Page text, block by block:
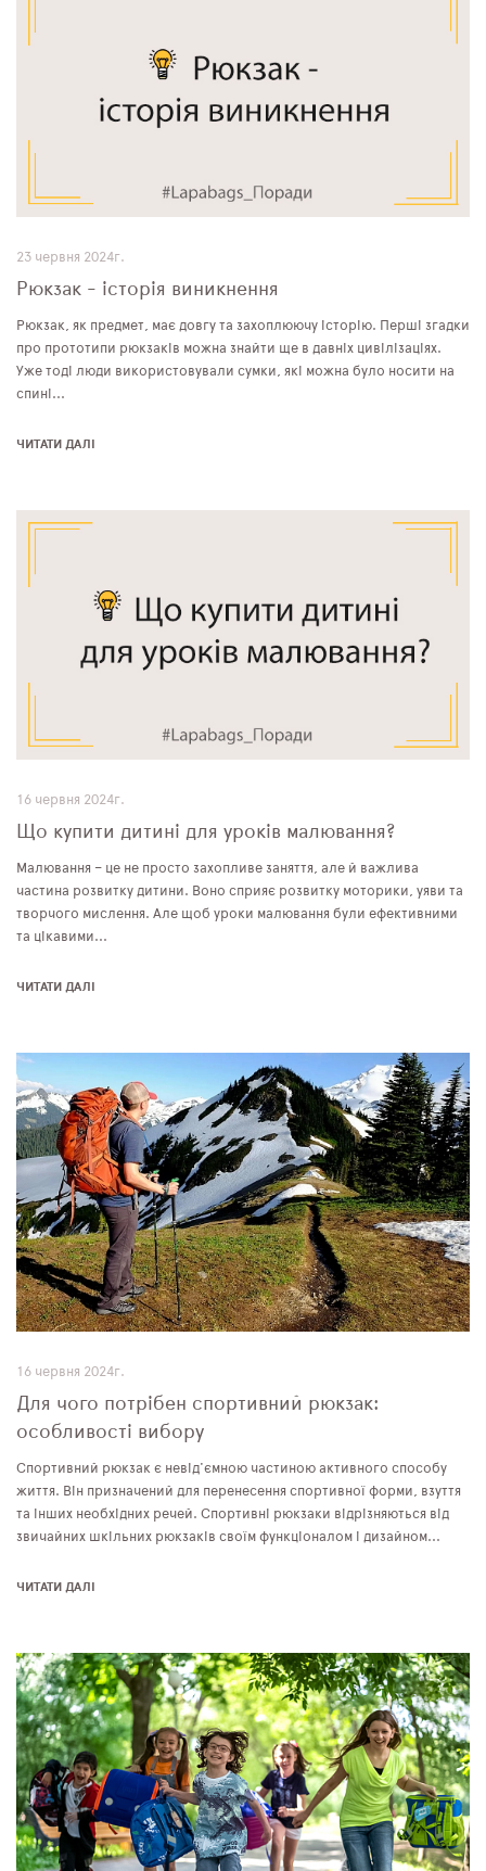
23 червня 2024г.
Рюкзак - історія виникнення
Рюкзак, як предмет, має довгу та захоплюючу історію. Перші згадки
про прототипи рюкзаків можна знайти ще в давніх цивілізаціях.
Уже тоді люди використовували сумки, які можна було носити на
спині...
ЧИТАТИ ДАЛІ
16 червня 2024г.
Що купити дитині для уроків малювання?
Малювання – це не просто захопливе заняття, але й важлива
частина розвитку дитини. Воно сприяє розвитку моторики, уяви та
творчого мислення. Але щоб уроки малювання були ефективними
та цікавими...
ЧИТАТИ ДАЛІ
16 червня 2024г.
Для чого потрібен спортивний рюкзак:
особливості вибору
Спортивний рюкзак є невід'ємною частиною активного способу
життя. Він призначений для перенесення спортивної форми, взуття
та інших необхідних речей. Спортивні рюкзаки відрізняються від
звичайних шкільних рюкзаків своїм функціоналом і дизайном...
ЧИТАТИ ДАЛІ